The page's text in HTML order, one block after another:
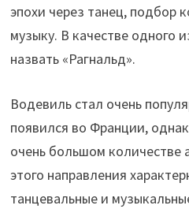
эпохи через танец, подбор
музыку. В качестве одного
назвать «Рагнальд».
Водевиль стал очень
появился во Франции,
очень большом количестве
этого направления
танцевальные и